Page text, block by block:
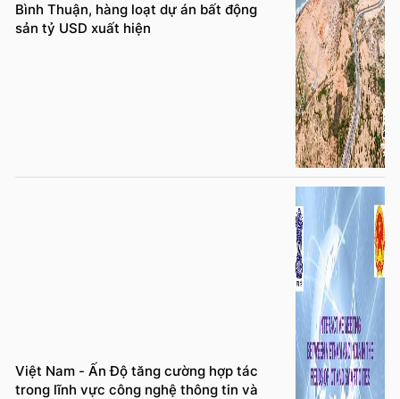
Bình Thuận, hàng loạt dự án bất động
sản tỷ USD xuất hiện
Việt Nam - Ấn Độ tăng cường hợp tác
trong lĩnh vực công nghệ thông tin và